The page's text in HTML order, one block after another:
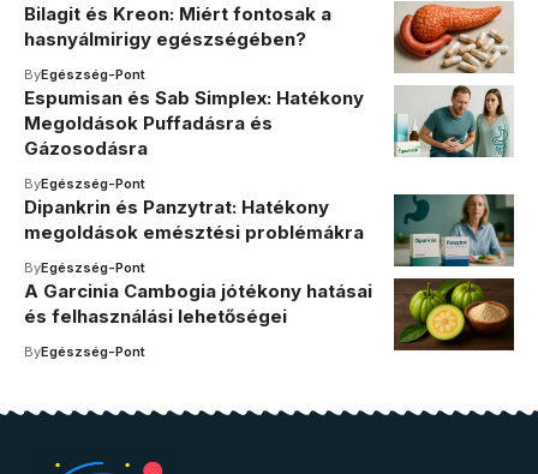
Bilagit és Kreon: Miért fontosak a
hasnyálmirigy egészségében?
ByEgészség-Pont
Espumisan és Sab Simplex: Hatékony
Megoldások Puffadásra és
Gázosodásra
ByEgészség-Pont
Dipankrin és Panzytrat: Hatékony
megoldások emésztési problémákra
ByEgészség-Pont
A Garcinia Cambogia jótékony hatásai
és felhasználási lehetőségei
ByEgészség-Pont